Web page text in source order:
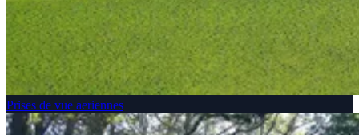
Prises de vue aeriennes